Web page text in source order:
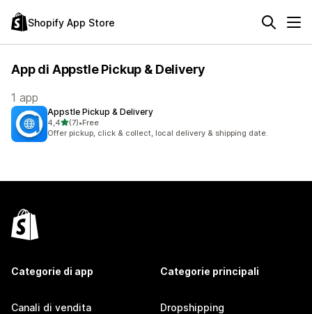
Shopify App Store
App di Appstle Pickup & Delivery
1 app
Appstle Pickup & Delivery
4,4stelle su 5
(7)
7 recensioni totali
•Free
Offer pickup, click & collect, local delivery & shipping date.
Categorie di app
Canali di vendita
Categorie principali
Dropshipping